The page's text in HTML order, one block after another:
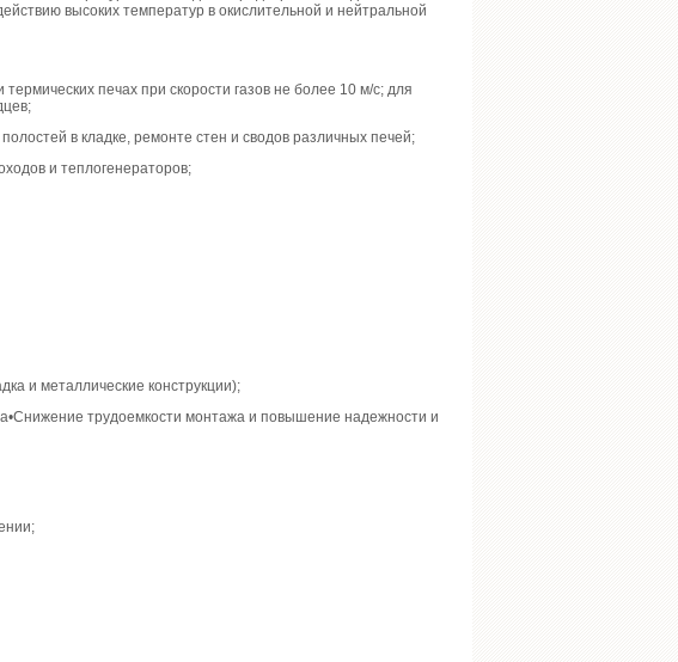
высоких температур в окислительной и нейтральной
печах при скорости газов не более 10 м/с; для
в кладке, ремонте стен и сводов различных печей;
и теплогенераторов;
и металлические конструкции);
трудоемкости монтажа и повышение надежности и